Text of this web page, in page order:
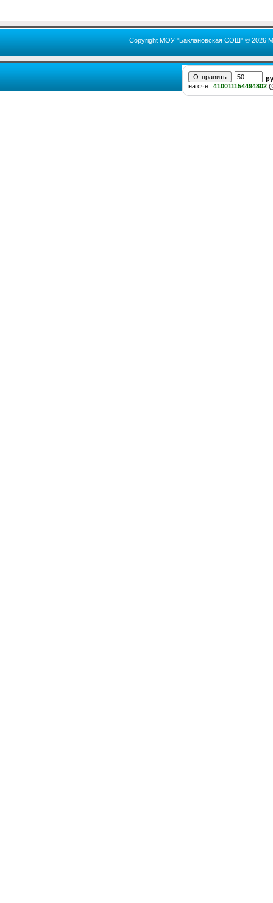
Copyright МОУ "Баклановская СОШ" © 2026
на счет 410011154494802 (